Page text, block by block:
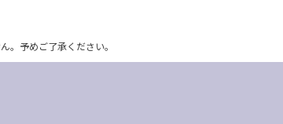
。予めご了承ください。